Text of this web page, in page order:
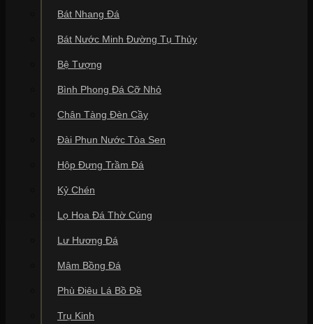
Bát Nhang Đá
Bát Nước Minh Đường Tụ Thủy
Bệ Tượng
Bình Phong Đá Cỡ Nhỏ
Chân Tàng Đèn Cầy
Đài Phun Nước Tòa Sen
Hộp Đựng Trầm Đá
Kỷ Chén
Lọ Hoa Đá Thờ Cúng
Lư Hương Đá
Mâm Bồng Đá
Phù Điêu Lá Bồ Đề
Trụ Kinh